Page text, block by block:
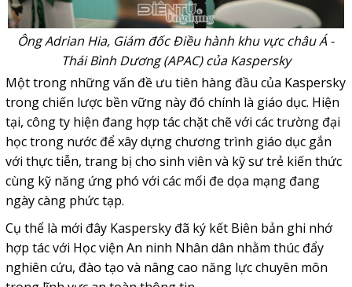
Ông Adrian Hia, Giám đốc Điều hành khu vực châu Á -
Thái Bình Dương (APAC) của Kaspersky
Một trong những vấn đề ưu tiên hàng đầu của Kaspersky
trong chiến lược bền vững này đó chính là giáo dục. Hiện
tại, công ty hiện đang hợp tác chặt chẽ với các trường đại
học trong nước để xây dựng chương trình giáo dục gắn
với thực tiễn, trang bị cho sinh viên và kỹ sư trẻ kiến thức
cùng kỹ năng ứng phó với các mối đe dọa mạng đang
ngày càng phức tạp.
Cụ thể là mới đây Kaspersky đã ký kết Biên bản ghi nhớ
hợp tác với Học viện An ninh Nhân dân nhằm thúc đẩy
nghiên cứu, đào tạo và nâng cao năng lực chuyên môn